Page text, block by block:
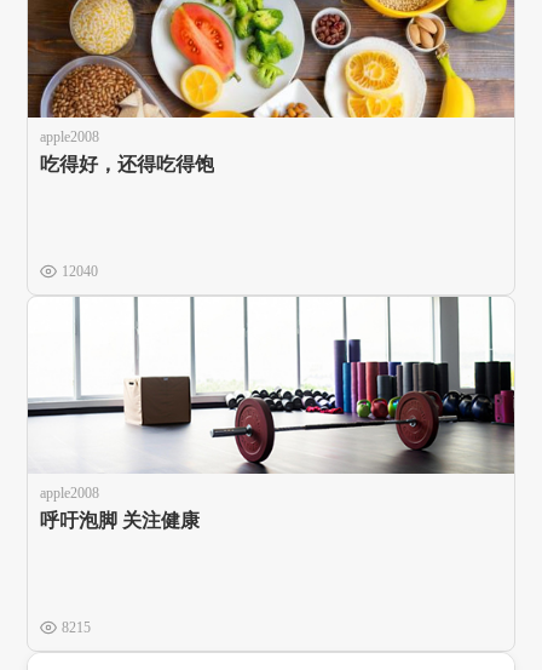
apple2008
吃得好，还得吃得饱
12040
apple2008
呼吁泡脚 关注健康
8215